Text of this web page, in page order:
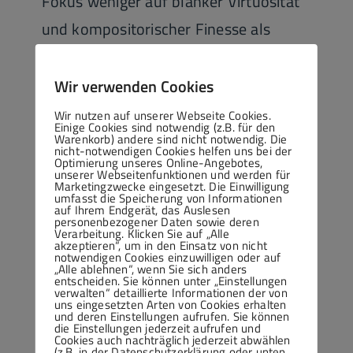
und kompositorischer Finesse als
meditative Stimmung eines
Gottesdienstes aufs intensivste
verstärkten. Die mäßigen Tempi der
Werke von Jenö Hubay, Camille Saint-
Saens, Paul Gläser und Charles
Gounod kamen überdies der so
spannenden Akustik der Klosterkirche
gut entgegen. Josef Ziga wusste mit
seinem feinfühligen und absolut
souveränen Spiel große melodische
Wir verwenden Cookies
Wir nutzen auf unserer Webseite Cookies.
Einige Cookies sind notwendig (z.B. für den
Warenkorb) andere sind nicht notwendig. Die
nicht-notwendigen Cookies helfen uns bei der
Optimierung unseres Online-Angebotes,
unserer Webseitenfunktionen und werden für
Marketingzwecke eingesetzt. Die Einwilligung
umfasst die Speicherung von Informationen
auf Ihrem Endgerät, das Auslesen
personenbezogener Daten sowie deren
Verarbeitung. Klicken Sie auf „Alle
akzeptieren“, um in den Einsatz von nicht
notwendigen Cookies einzuwilligen oder auf
„Alle ablehnen“, wenn Sie sich anders
entscheiden. Sie können unter „Einstellungen
verwalten“ detaillierte Informationen der von
uns eingesetzten Arten von Cookies erhalten
und deren Einstellungen aufrufen. Sie können
die Einstellungen jederzeit aufrufen und
Cookies auch nachträglich jederzeit abwählen